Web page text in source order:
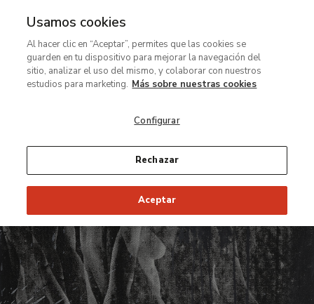
MENÚ
contenido
principal
Restauración Thyssen
Restaurabits
Secretos y curiosidades
Usamos cookies
Al hacer clic en “Aceptar”, permites que las cookies se
guarden en tu dispositivo para mejorar la navegación del
sitio, analizar el uso del mismo, y colaborar con nuestros
estudios para marketing. Más sobre nuestras cookies
Configurar
Rechazar
Aceptar